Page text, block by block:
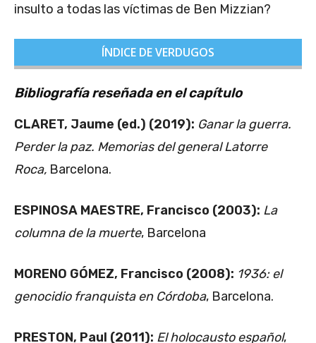
insulto a todas las víctimas de Ben Mizzian?
ÍNDICE DE VERDUGOS
Bibliografía reseñada en el capítulo
CLARET, Jaume (ed.) (2019): Ganar la guerra.
Perder la paz. Memorias del general Latorre
Roca, Barcelona.
ESPINOSA MAESTRE, Francisco (2003): La
columna de la muerte, Barcelona
MORENO GÓMEZ, Francisco (2008): 1936: el
genocidio franquista en Córdoba, Barcelona.
PRESTON, Paul (2011): El holocausto español,